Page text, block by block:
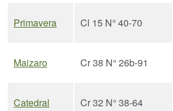
Primavera Cl 15 N° 40-70
Maizaro Cr 38 N° 26b-91
Catedral Cr 32 N° 38-64